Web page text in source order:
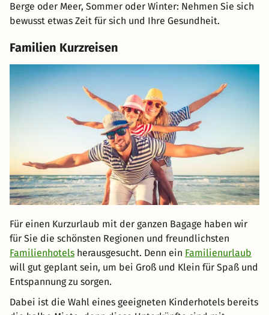
Berge oder Meer, Sommer oder Winter: Nehmen Sie sich
bewusst etwas Zeit für sich und Ihre Gesundheit.
Familien Kurzreisen
Für einen Kurzurlaub mit der ganzen Bagage haben wir
für Sie die schönsten Regionen und freundlichsten
Familienhotels herausgesucht. Denn ein Familienurlaub
will gut geplant sein, um bei Groß und Klein für Spaß und
Entspannung zu sorgen.
Dabei ist die Wahl eines geeigneten Kinderhotels bereits